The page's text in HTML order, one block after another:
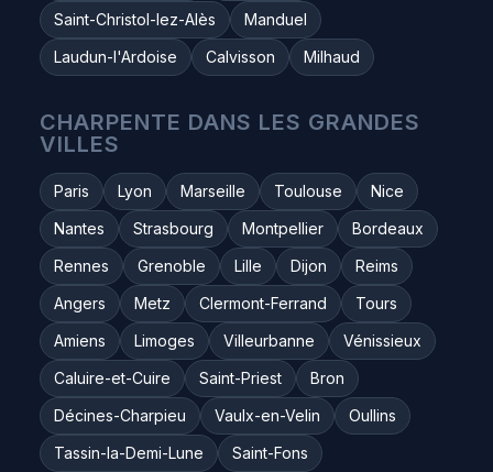
Saint-Christol-lez-Alès
Manduel
Laudun-l'Ardoise
Calvisson Milhaud
CHARPENTE DANS LES GRANDES
VILLES
Paris Lyon Marseille Toulouse
Nice
Nantes
Strasbourg Montpellier
Bordeaux
Rennes
Grenoble Lille Dijon
Reims
Angers
Metz Clermont-Ferrand
Tours
Amiens
Limoges Villeurbanne
Vénissieux
Caluire-et-Cuire
Saint-Priest
Bron
Décines-Charpieu
Vaulx-en-Velin
Oullins
Tassin-la-Demi-Lune
Saint-Fons